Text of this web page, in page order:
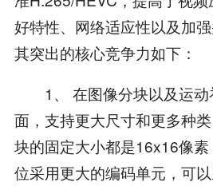
好特性、网络适应性以及加
其突出的核心竞争力如下：
1、 在图像分块以及运动
面，支持更大尺寸和更多种
块的固定大小都是16x16像
位采用更大的编码单元，可